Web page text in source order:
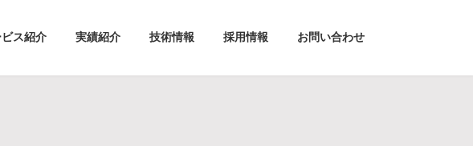
ス紹介 実績紹介 技術情報 採用情報 お問い合わせ